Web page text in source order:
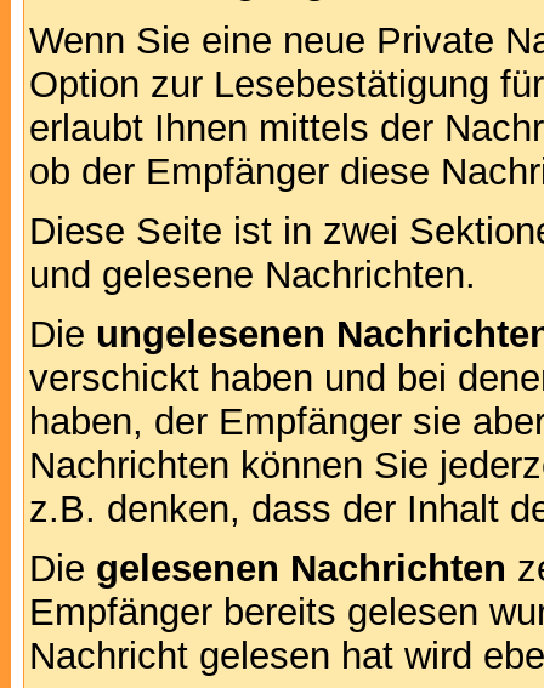
Wenn Sie eine neue Private
Option zur Lesebestätigung
erlaubt Ihnen mittels der
ob der Empfänger diese
Diese Seite ist in zwei
und gelesene Nachrichten.
Die ungelesenen
verschickt haben und bei
haben, der Empfänger sie
Nachrichten können Sie
z.B. denken, dass der Inhalt
Die gelesenen Nachrichten
Empfänger bereits gelesen
Nachricht gelesen hat wird